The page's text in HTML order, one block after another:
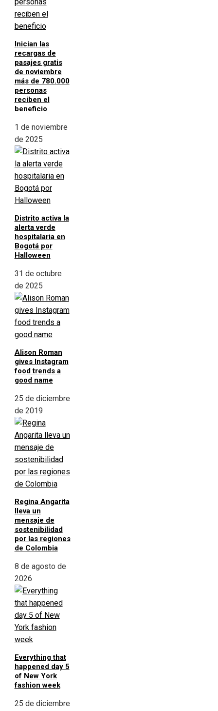
Inician las
recargas de
pasajes gratis
de noviembre
más de 780.000
personas
reciben el
beneficio
1 de noviembre
de 2025
Distrito activa la
alerta verde
hospitalaria en
Bogotá por
Halloween
31 de octubre
de 2025
Alison Roman
gives Instagram
food trends a
good name
25 de diciembre
de 2019
Regina Angarita
lleva un
mensaje de
sostenibilidad
por las regiones
de Colombia
8 de agosto de
2026
Everything that
happened day 5
of New York
fashion week
25 de diciembre